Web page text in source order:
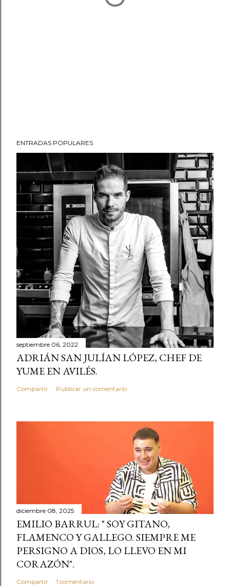
ENTRADAS POPULARES
septiembre 06, 2022
ADRIÁN SAN JULÍAN LÓPEZ, CHEF DE
YUME EN AVILÉS.
Compartir Publicar un comentario
diciembre 08, 2025
EMILIO BARRUL: " SOY GITANO,
FLAMENCO Y GALLEGO. SIEMPRE ME
PERSIGNO A DIOS, LO LLEVO EN MI
CORAZÓN".
Compartir 1 comentario